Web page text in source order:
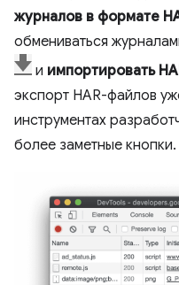
журналов в формате
обмениваться
и импортировать
экспорт HAR-файлов
инструментах
более заметные кнопки.